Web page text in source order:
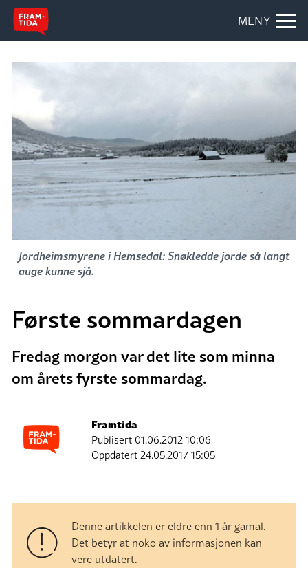
MENY
Jordheimsmyrene i Hemsedal: Snøkledde jorde så langt
auge kunne sjå.
Første sommardagen
Fredag morgon var det lite som minna
om årets fyrste sommardag.
Framtida
Publisert01.06.2012 10:06
Oppdatert 24.05.2017 15:05
Denne artikkelen er eldre enn 1 år gamal.
Det betyr at noko av informasjonen kan
vere utdatert.